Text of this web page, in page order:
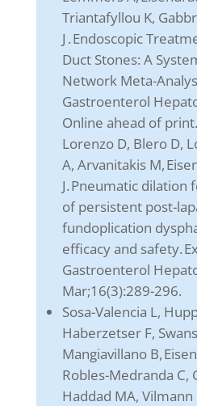
Triantafyllou K,
J . Endoscopic
Duct Stones: A
Network Meta-
Gastroenterol
Online ahead of
Lorenzo D, Blero D,
A, Arvanitakis M,
J. Pneumatic
of persistent post-
fundoplication
efficacy and safety.
Gastroenterol
Mar;16(3):289-296.
Sosa-Valencia L,
Haberzetser F,
Mangiavillano B,
Robles-Medranda C,
Haddad MA, Vilmann